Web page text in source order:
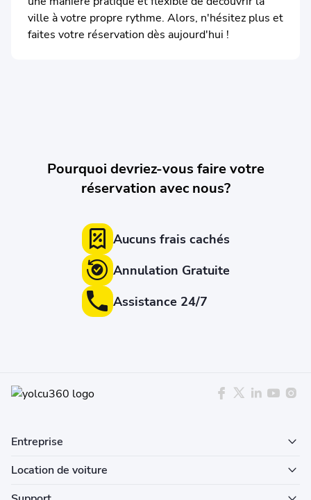
ville à votre propre rythme. Alors, n'hésitez plus et
faites votre réservation dès aujourd'hui !
Pourquoi devriez-vous faire votre
réservation avec nous?
Aucuns frais cachés
Annulation Gratuite
Assistance 24/7
Entreprise
Location de voiture